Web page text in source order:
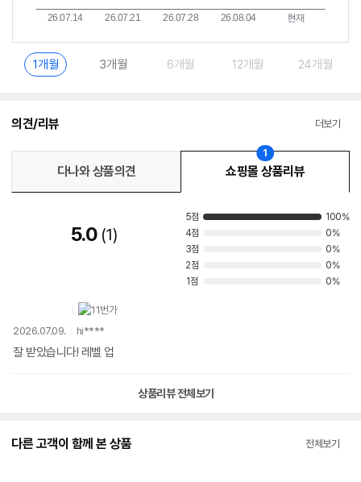
1개월 3개월 6개월 12개월 24개월
의견/리뷰 더보기
다나와 상품의견 쇼핑몰 상품리뷰
1
5.0 1
5점
100%
4점
0%
3점
0%
2점
0%
1점
0%
2026.07.09. hi****
잘 받았습니다! 레벨 업
상품리뷰 전체보기
다른 고객이 함께 본 상품 전체보기